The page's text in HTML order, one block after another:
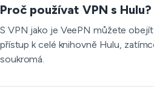
Proč používat VPN s Hulu?
S VPN jako je VeePN můžete
přístup k celé knihovně Hulu,
soukromá.